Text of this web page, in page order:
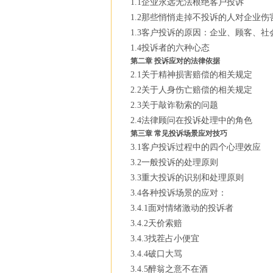
1.1企业永远无法根绝客户投诉
1.2那些悄悄走掉不投诉的人对企业伤
1.3客户投诉的原因：企业、顾客、社
1.4投诉者的六种心态
第二章 投诉应对的法律依据
2.1关于精神损害赔偿的相关规定
2.2关于人身伤亡赔偿的相关规定
2.3关于敲诈勒索的问题
2.4法律顾问在投诉处理中的角色
第三章 常见投诉场景应对技巧
3.1客户投诉过程中的四个心理效应
3.2一般投诉的处理原则
3.3重大投诉的识别和处理原则
3.4各种投诉场景的应对：
3.4.1面对情绪激动的投诉者
3.4.2天价索赔
3.4.3找茬占小便宜
3.4.4破口大骂
3.4.5醉翁之意不在酒